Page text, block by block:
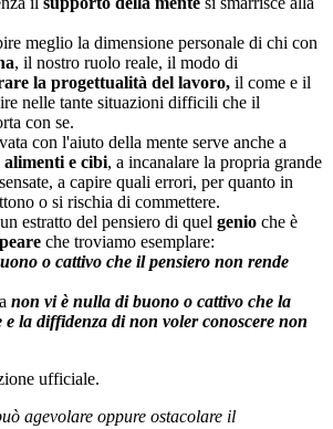
meglio la dimensione personale di chi con
, il nostro ruolo reale, il modo di
la progettualità del lavoro, il come e il
nelle tante situazioni difficili che il
con se.
con l'aiuto della mente serve anche a
alimenti e cibi, a incanalare la propria grande
a capire quali errori, per quanto in
o si rischia di commettere.
estratto del pensiero di quel genio che è
che troviamo esemplare:
o cattivo che il pensiero non rende
non vi è nulla di buono o cattivo che la
e la diffidenza di non voler conoscere non
ufficiale.
agevolare oppure ostacolare il